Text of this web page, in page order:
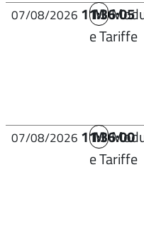
07/08/2026 11:36:05
M
e Tariffe
07/08/2026 11:36:00
M
e Tariffe